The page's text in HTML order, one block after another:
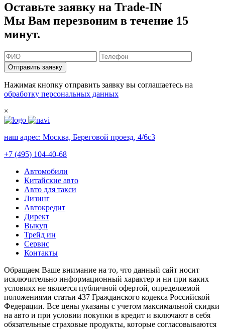
Оставьте заявку на Trade-IN
Мы Вам перезвоним в течение 15
минут.
Отправить заявку
Нажимая кнопку отправить заявку вы соглашаетесь на
обработку персональных данных
×
наш адрес: Москва, Береговой проезд, 4/6с3
+7 (495) 104-40-68
Автомобили
Китайские авто
Авто для такси
Лизинг
Автокредит
Директ
Выкуп
Трейд ин
Сервис
Контакты
Обращаем Ваше внимание на то, что данный сайт носит
исключительно информационный характер и ни при каких
условиях не является публичной офертой, определяемой
положениями статьи 437 Гражданского кодекса Российской
Федерации. Все цены указаны с учетом максимальной скидки
на авто и при условии покупки в кредит и включают в себя
обязательные страховые продукты, которые согласовываются